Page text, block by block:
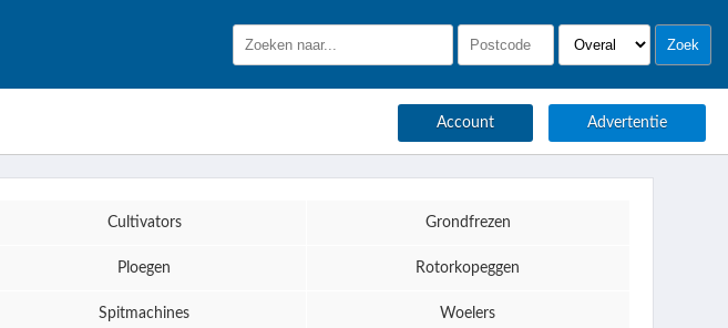
Account Advertentie
Cultivators Grondfrezen
Ploegen Rotorkopeggen
Spitmachines Woelers